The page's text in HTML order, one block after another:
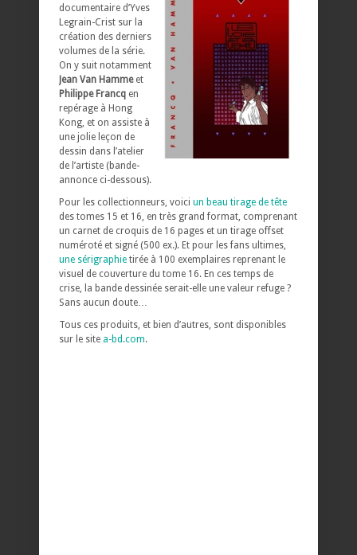
documentaire d’Yves
Legrain-Crist sur la
création des derniers
volumes de la série.
On y suit notamment
Jean Van Hammeet
Philippe Francq en
repérage à Hong
Kong, et on assiste à
une jolie leçon de
dessin dans l’atelier
de l’artiste (bande-
annonce ci-dessous).
Pour les collectionneurs, voici un beau tirage de tête
des tomes 15 et 16, en très grand format, comprenant
un carnet de croquis de 16 pages et un tirage offset
numéroté et signé (500 ex.). Et pour les fans ultimes,
une sérigraphie tirée à 100 exemplaires reprenant le
visuel de couverture du tome 16. En ces temps de
crise, la bande dessinée serait-elle une valeur refuge ?
Sans aucun doute…
Tous ces produits, et bien d’autres, sont disponibles
sur le site a-bd.com.